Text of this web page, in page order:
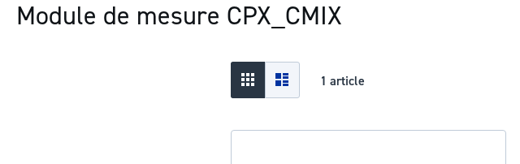
Module de mesure CPX_CMIX
Afficher
en
Grid Liste 1 article